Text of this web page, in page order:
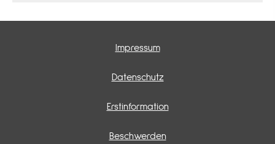
Impressum
Datenschutz
Erstinformation
Beschwerden